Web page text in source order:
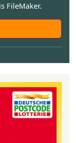
FileMaker.